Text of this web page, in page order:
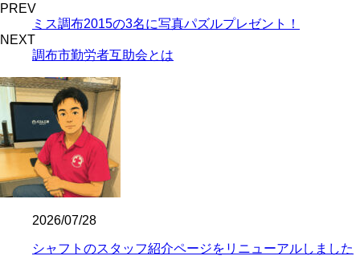
PREV
ミス調布2015の3名に写真パズルプレゼント！
NEXT
調布市勤労者互助会とは
2026/07/28
シャフトのスタッフ紹介ページをリニューアルしました